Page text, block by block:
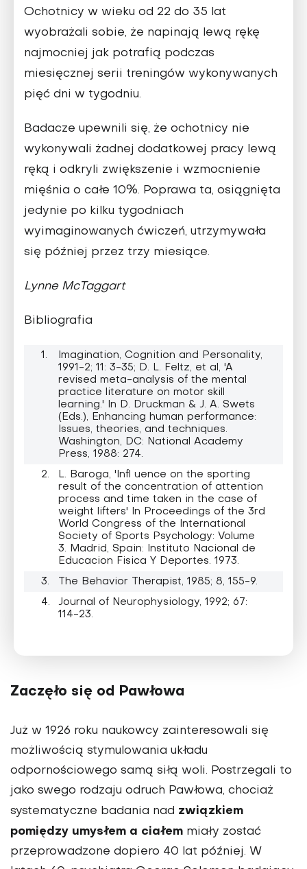
Ochotnicy w wieku od 22 do 35 lat
wyobrażali sobie, że napinają lewą rękę
najmocniej jak potrafią podczas
miesięcznej serii treningów wykonywanych
pięć dni w tygodniu.
Badacze upewnili się, że ochotnicy nie
wykonywali żadnej dodatkowej pracy lewą
ręką i odkryli zwiększenie i wzmocnienie
mięśnia o całe 10%. Poprawa ta, osiągnięta
jedynie po kilku tygodniach
wyimaginowanych ćwiczeń, utrzymywała
się później przez trzy miesiące.
Lynne McTaggart
Bibliografia
Imagination, Cognition and Personality,
1991-2; 11: 3-35; D. L. Feltz, et al, 'A
revised meta-analysis of the mental
practice literature on motor skill
learning.' In D. Druckman & J. A. Swets
(Eds.), Enhancing human performance:
Issues, theories, and techniques.
Washington, DC: National Academy
Press, 1988: 274.
L. Baroga, 'Infl uence on the sporting
result of the concentration of attention
process and time taken in the case of
weight lifters' In Proceedings of the 3rd
World Congress of the International
Society of Sports Psychology: Volume
3. Madrid, Spain: Instituto Nacional de
Educacion Fisica Y Deportes. 1973.
The Behavior Therapist, 1985; 8, 155-9.
Journal of Neurophysiology, 1992; 67:
114-23.
Zaczęło się od Pawłowa
Już w 1926 roku naukowcy zainteresowali się
możliwością stymulowania układu
odpornościowego samą siłą woli. Postrzegali to
jako swego rodzaju odruch Pawłowa, chociaż
systematyczne badania nad związkiem
pomiędzy umysłem a ciałem miały zostać
przeprowadzone dopiero 40 lat później. W